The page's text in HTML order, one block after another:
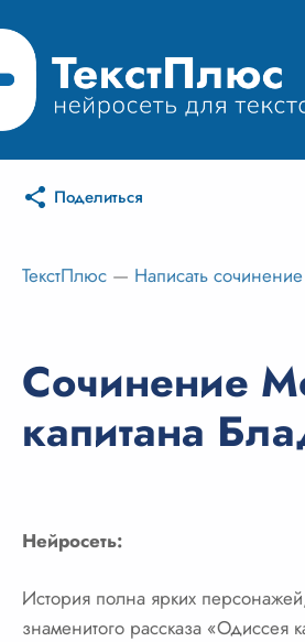
Поделиться
ТекстПлюс — Написать сочинение
Сочинение
капитана
Нейросеть:
История полна ярких
знаменитого рассказа «Одиссея